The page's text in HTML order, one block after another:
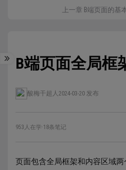
上一章 B端页面的基
B端页面全局框
酸梅干超人 2024-03-20 发布
953人在学·18条笔记
页面包含全局框架和内容区域